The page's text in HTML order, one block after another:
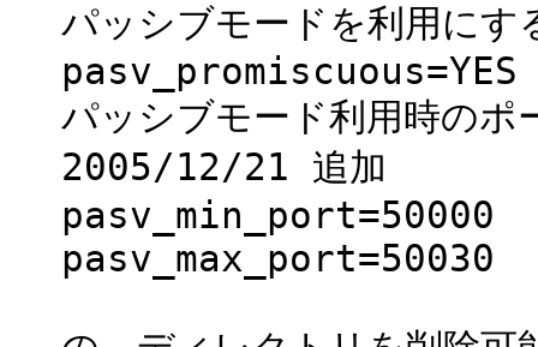
パッシブモードを利用にす
pasv_promiscuous=YES
パッシブモード利用時の
2005/12/21 追加
pasv_min_port=50000
pasv_max_port=50030